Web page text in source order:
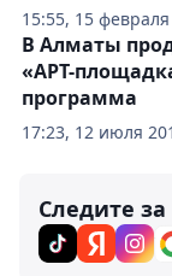
15:55, 15
17:23, 12 июля
В Алматы
«АРТ-
программа
Следите